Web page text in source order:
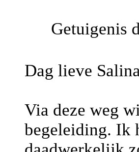
Getuigenis
Dag lieve
Via deze weg
begeleiding. Ik